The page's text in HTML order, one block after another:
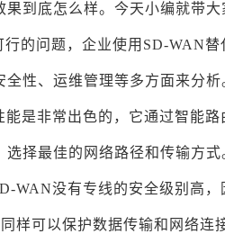
到底怎么样。今天小编就带大
的问题，企业使用SD-WAN
性、运维管理等多方面来分析
能是非常出色的，它通过智能
择最佳的网络路径和传输方式
WAN没有专线的安全级别高
样可以保护数据传输和网络连